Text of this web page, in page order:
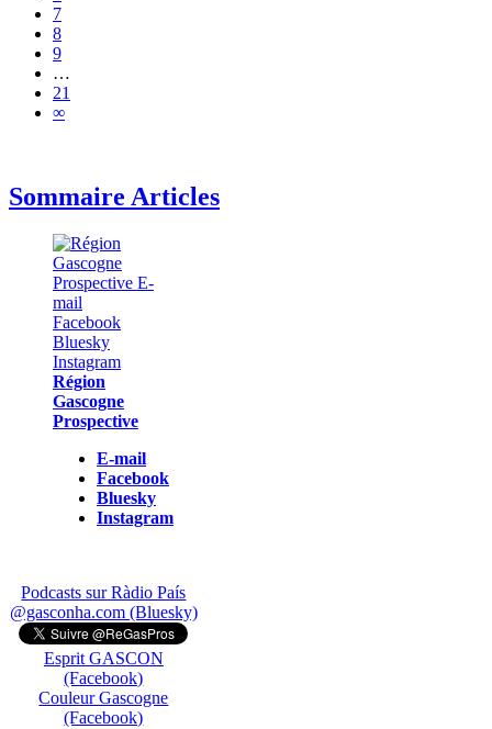
7
8
9
…
21
∞
Sommaire Articles
Région
Gascogne
Prospective
E-mail
Facebook
Bluesky
Instagram
Podcasts sur Ràdio País
@gasconha.com (Bluesky)
Esprit GASCON
(Facebook)
Couleur Gascogne
(Facebook)